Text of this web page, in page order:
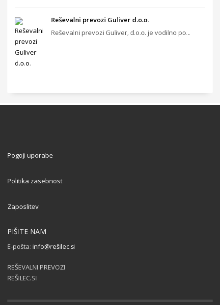
Reševalni prevozi Guliver d.o.o.
Reševalni prevozi Guliver, d.o.o. je vodilno po...
Pogoji uporabe
Politika zasebnost
Zaposlitev
PIŠITE NAM
E-pošta: info@rešilec.si
REŠEVALNI PREVOZI
REŠILEC.SI